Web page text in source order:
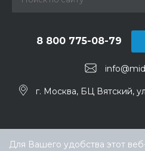
8 800 775-08-79
г. Москва, БЦ Вятский,
Для Вашего удобства этот